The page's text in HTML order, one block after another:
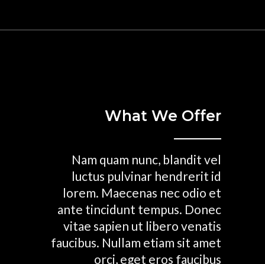
What We Offer
Nam quam nunc, blandit vel
luctus pulvinar hendrerit id
lorem. Maecenas nec odio et
ante tincidunt tempus. Donec
vitae sapien ut libero venatis
faucibus. Nullam etiam sit amet
orci, eget eros faucibus